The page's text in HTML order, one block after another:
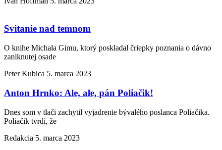
Svitanie nad temnom
O knihe Michala Gimu, ktorý poskladal čriepky poznania o dávno
zaniknutej osade
Peter Kubica 5. marca 2023
Anton Hrnko: Ale, ale, pán Poliačik!
Dnes som v tlači zachytil vyjadrenie bývalého poslanca Poliačika.
Poliačik tvrdí, že
Redakcia 5. marca 2023